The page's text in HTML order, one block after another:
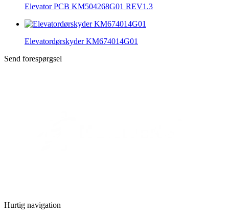
Elevator PCB KM504268G01 REV1.3
Elevatordørskyder KM674014G01
Send forespørgsel
Hurtig navigation